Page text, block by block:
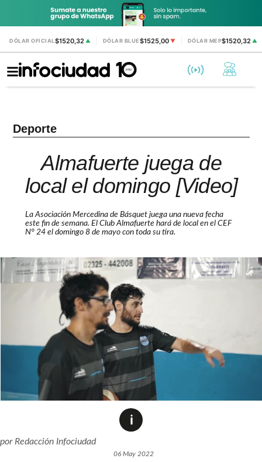
DÓLAR OFICIAL$1520,32 ▲ DÓLAR BLUE$1525,00 ▼ DÓLAR MEP$1520,32 ▲
Deporte
Almafuerte juega de
local el domingo [Video]
La Asociación Mercedina de Básquet juega una nueva fecha
este fin de semana. El Club Almafuerte hará de local en el CEF
N° 24 el domingo 8 de mayo con toda su tira.
porRedacción Infociudad
06 May 2022